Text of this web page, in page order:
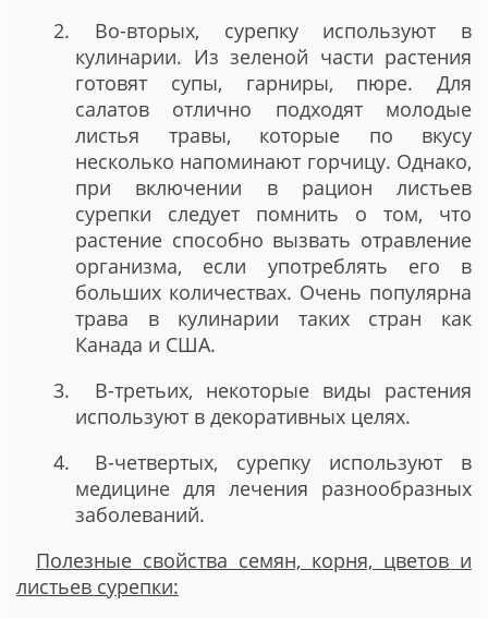
Во-вторых, сурепку используют в
кулинарии. Из зеленой части растения
готовят супы, гарниры, пюре. Для
салатов отлично подходят молодые
листья травы, которые по вкусу
несколько напоминают горчицу. Однако,
при включении в рацион листьев
сурепки следует помнить о том, что
растение способно вызвать отравление
организма, если употреблять его в
больших количествах. Очень популярна
трава в кулинарии таких стран как
Канада и США.
В-третьих, некоторые виды растения
используют в декоративных целях.
В-четвертых, сурепку используют в
медицине для лечения разнообразных
заболеваний.
Полезные свойства семян, корня, цветов и
листьев сурепки: